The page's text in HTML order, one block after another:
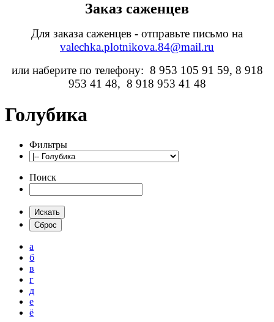
Заказ саженцев
Для заказа саженцев - отправьте письмо на
valechka.plotnikova.84@mail.ru
или наберите по телефону: 8 953 105 91 59, 8 918
953 41 48, 8 918 953 41 48
Голубика
Фильтры
Поиск
а
б
в
г
д
е
ё